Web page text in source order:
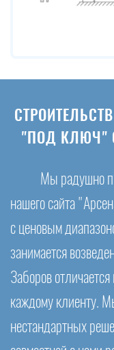
"ПОД КЛЮЧ"
Мы радушно
нашего сайта
с ценовым
занимается
Заборов
каждому клиенту.
нестандартных